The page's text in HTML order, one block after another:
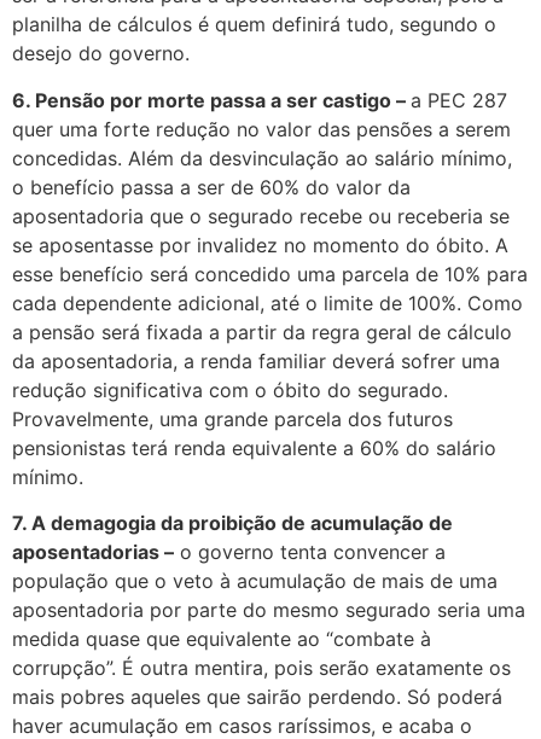
planilha de cálculos é quem definirá tudo, segundo o
desejo do governo.
6. Pensão por morte passa a ser castigo – a PEC 287
quer uma forte redução no valor das pensões a serem
concedidas. Além da desvinculação ao salário mínimo,
o benefício passa a ser de 60% do valor da
aposentadoria que o segurado recebe ou receberia se
se aposentasse por invalidez no momento do óbito. A
esse benefício será concedido uma parcela de 10% para
cada dependente adicional, até o limite de 100%. Como
a pensão será fixada a partir da regra geral de cálculo
da aposentadoria, a renda familiar deverá sofrer uma
redução significativa com o óbito do segurado.
Provavelmente, uma grande parcela dos futuros
pensionistas terá renda equivalente a 60% do salário
mínimo.
7. A demagogia da proibição de acumulação de
aposentadorias – o governo tenta convencer a
população que o veto à acumulação de mais de uma
aposentadoria por parte do mesmo segurado seria uma
medida quase que equivalente ao “combate à
corrupção”. É outra mentira, pois serão exatamente os
mais pobres aqueles que sairão perdendo. Só poderá
haver acumulação em casos raríssimos, e acaba o